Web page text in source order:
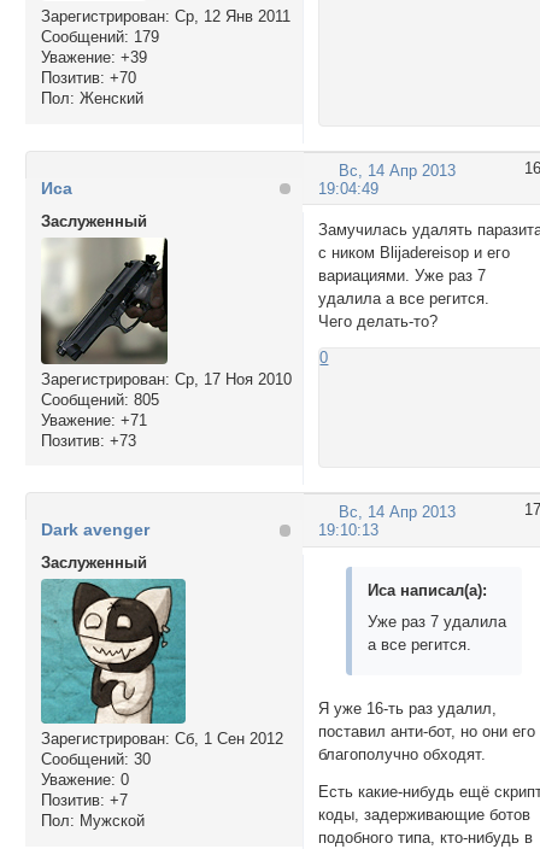
Зарегистрирован: Ср, 12 Янв 2011
Сообщений: 179
Уважение: +39
Позитив: +70
Пол: Женский
16
Вс, 14 Апр 2013
19:04:49
Иса
Заслуженный
Зарегистрирован: Ср, 17 Ноя 2010
Сообщений: 805
Уважение: +71
Позитив: +73
Замучилась удалять
с ником Blijadereisop и его
вариациями. Уже раз 7
удалила а все регится.
Чего делать-то?
0
17
Вс, 14 Апр 2013
19:10:13
Dark avenger
Заслуженный
Зарегистрирован: Сб, 1 Сен 2012
Сообщений: 30
Уважение: 0
Позитив: +7
Пол: Мужской
Иса написал(а):
Уже раз 7 удалила
а все регится.
Я уже 16-ть раз удалил,
поставил анти-бот, но они его
благополучно обходят.
Есть какие-нибудь ещё
коды, задерживающие ботов
подобного типа, кто-нибудь в